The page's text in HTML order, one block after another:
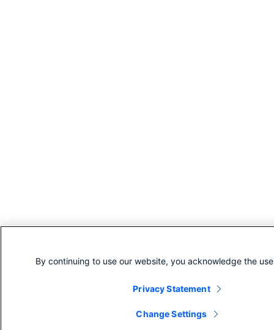
By continuing to use our website, you acknowledge the
Privacy Statement
Change Settings